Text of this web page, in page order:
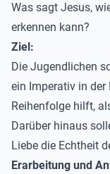
Was sagt Jesus,
erkennen kann?
Ziel:
Die Jugendlichen
ein Imperativ in
Reihenfolge hilft,
Darüber hinaus
Liebe die Echtheit
Erarbeitung und